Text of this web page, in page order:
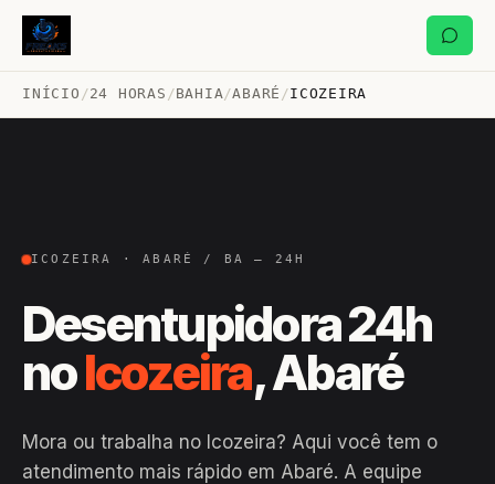
INÍCIO /24 HORAS /BAHIA/ABARÉ /ICOZEIRA
ICOZEIRA · ABARÉ / BA — 24H
Desentupidora 24h
noIcozeira, Abaré
Mora ou trabalha no Icozeira? Aqui você tem o
atendimento mais rápido em Abaré. A equipe